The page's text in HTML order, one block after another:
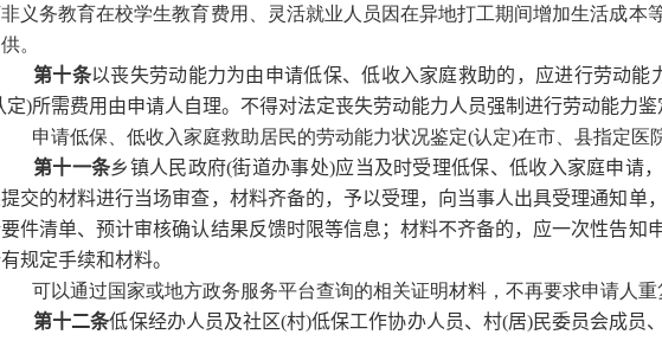
义务教育在校学生教育费用、灵活就业人员因在异地打工期间增加生活成本
。
第十条以丧失劳动能力为由申请低保、低收入家庭救助的，应进行劳动能
定)所需费用由申请人自理。不得对法定丧失劳动能力人员强制进行劳动能力鉴
申请低保、低收入家庭救助居民的劳动能力状况鉴定(认定)在市、县指定医
第十一条乡镇人民政府(街道办事处)应当及时受理低保、低收入家庭申请
交的材料进行当场审查，材料齐备的，予以受理，向当事人出具受理通知单
件清单、预计审核确认结果反馈时限等信息；材料不齐备的，应一次性告知
规定手续和材料。
可以通过国家或地方政务服务平台查询的相关证明材料，不再要求申请人重
第十二条低保经办人员及社区(村)低保工作协办人员、村(居)民委员会成员